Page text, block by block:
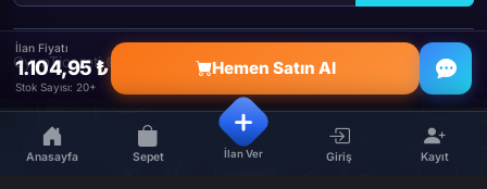
OyunTicareti © 2026 — Tüm hakları saklıdır.
İlan Fiyatı
1.104,95 ₺
Stok Sayısı: 20+
Hemen Satın Al
Anasayfa Sepet İlan Ver Giriş Kayıt